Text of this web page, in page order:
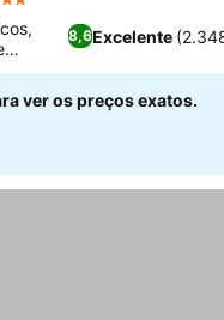
8,6Excelente
ver os preços exatos.